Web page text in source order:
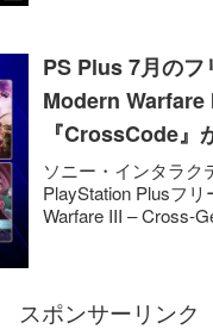
PS Plus 7月の
Modern Warfare
『CrossCode』
ソニー・インタラク
PlayStation Plusフ
Warfare III – Cross-
スポンサーリンク